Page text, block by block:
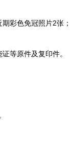
彩色免冠照片2张；
等原件及复印件。